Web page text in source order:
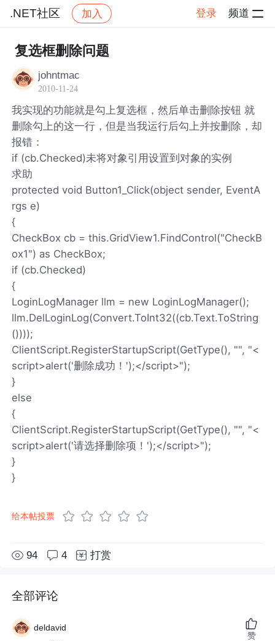
.NET社区 加入 登录 频道
社区 .NET社区
复选框删除问题
johntmac
2010-11-24
我实现的功能就是勾上复选框，然后单击删除按钮 就
删除勾上的这一行，但是当我运行后勾上并按删除，却
报错：
if (cb.Checked)未将对象引用设置到对象的实例
求助
protected void Button1_Click(object sender, EventA
rgs e)
{
CheckBox cb = this.GridView1.FindControl("CheckB
ox1") as CheckBox;
if (cb.Checked)
{
LoginLogManager llm = new LoginLogManager();
llm.DelLoginLog(Convert.ToInt32((cb.Text.ToString
())));
ClientScript.RegisterStartupScript(GetType(), "", "<
script>alert('删除成功！');</script>");
}
else
{
ClientScript.RegisterStartupScript(GetType(), "", "<
script>alert('请选择删除项！');</script>");
}
}
给本帖投票
94 4 打赏
全部评论
deldavid
赞